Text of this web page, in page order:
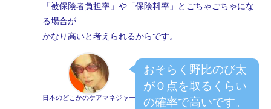
「被保険者負担率」や「保険料率」とごちゃごちゃにな
る場合が
かなり高いと考えられるからです。
日本のどこかのケアマネジャー
おそらく野比のび太
が０点を取るくらい
の確率で高いです。